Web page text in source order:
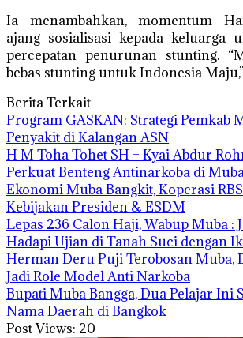
Ia menambahkan, momentum
ajang sosialisasi kepada keluarga
percepatan penurunan stunting.
bebas stunting untuk Indonesia
Berita Terkait
Program GASKAN: Strategi Pemkab
Penyakit di Kalangan ASN
H M Toha Tohet SH – Kyai Abdur
Perkuat Benteng Antinarkoba di
Ekonomi Muba Bangkit, Koperasi
Kebijakan Presiden & ESDM
Lepas 236 Calon Haji, Wabup Muba :
Hadapi Ujian di Tanah Suci dengan
Herman Deru Puji Terobosan Muba,
Jadi Role Model Anti Narkoba
Bupati Muba Bangga, Dua Pelajar Ini
Nama Daerah di Bangkok
Post Views: 20